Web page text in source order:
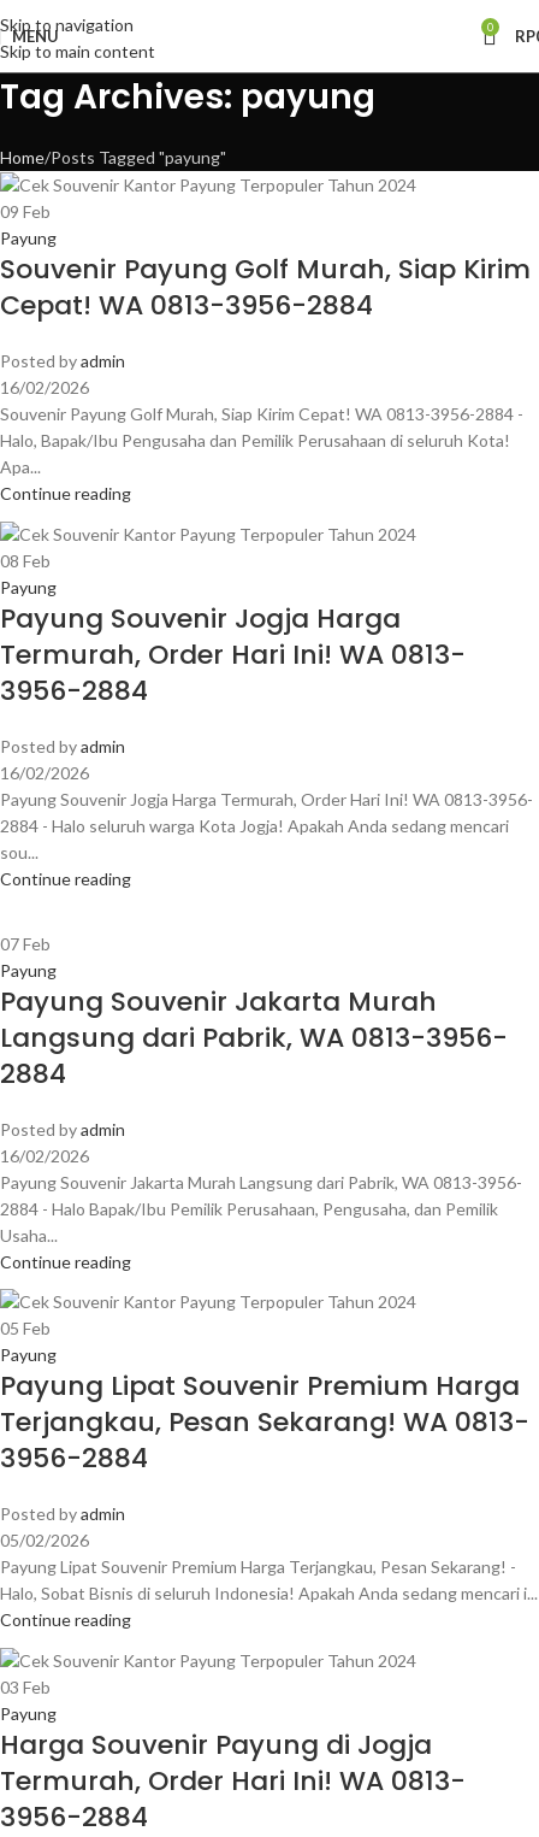
Skip to navigation
Skip to main content
MENU 0 RP
Tag Archives: payung
Home Posts Tagged "payung"
09 Feb
Payung
Souvenir Payung Golf Murah, Siap Kirim
Cepat! WA 0813-3956-2884
Posted byadmin
16/02/2026
Souvenir Payung Golf Murah, Siap Kirim Cepat! WA 0813-3956-2884 -
Halo, Bapak/Ibu Pengusaha dan Pemilik Perusahaan di seluruh Kota!
Apa...
Continue reading
08 Feb
Payung
Payung Souvenir Jogja Harga
Termurah, Order Hari Ini! WA 0813-
3956-2884
Posted byadmin
16/02/2026
Payung Souvenir Jogja Harga Termurah, Order Hari Ini! WA 0813-3956-
2884 - Halo seluruh warga Kota Jogja! Apakah Anda sedang mencari
sou...
Continue reading
07Feb
Payung
Payung Souvenir Jakarta Murah
Langsung dari Pabrik, WA 0813-3956-
2884
Posted byadmin
16/02/2026
Payung Souvenir Jakarta Murah Langsung dari Pabrik, WA 0813-3956-
2884 - Halo Bapak/Ibu Pemilik Perusahaan, Pengusaha, dan Pemilik
Usaha...
Continue reading
05 Feb
Payung
Payung Lipat Souvenir Premium Harga
Terjangkau, Pesan Sekarang! WA 0813-
3956-2884
Posted byadmin
05/02/2026
Payung Lipat Souvenir Premium Harga Terjangkau, Pesan Sekarang! -
Halo, Sobat Bisnis di seluruh Indonesia! Apakah Anda sedang mencari i...
Continue reading
03 Feb
Payung
Harga Souvenir Payung di Jogja
Termurah, Order Hari Ini! WA 0813-
3956-2884